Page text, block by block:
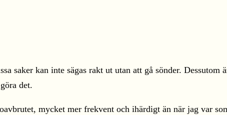
saker kan inte sägas rakt ut utan att gå sönder. Dessutom
det.
mycket mer frekvent och ihärdigt än när jag var